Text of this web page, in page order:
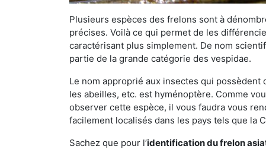
Plusieurs espèces des frelons sont à
précises. Voilà ce qui permet de les
caractérisant plus simplement. De nom
partie de la grande catégorie des vespidae.
Le nom approprié aux insectes qui
les abeilles, etc. est hyménoptère. Comme
observer cette espèce, il vous faudra vous
facilement localisés dans les pays tels que la
Sachez que pour l’identification du frelon